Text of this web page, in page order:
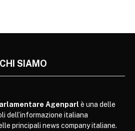
CHI SIAMO
Agenparl è una delle
dell’informazione italiana
principali news company italiane.